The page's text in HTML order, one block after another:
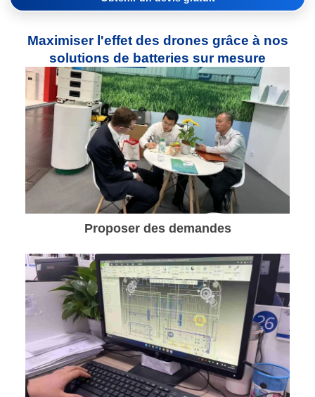
Maximiser l'effet des drones grâce à nos
solutions de batteries sur mesure
Proposer des demandes